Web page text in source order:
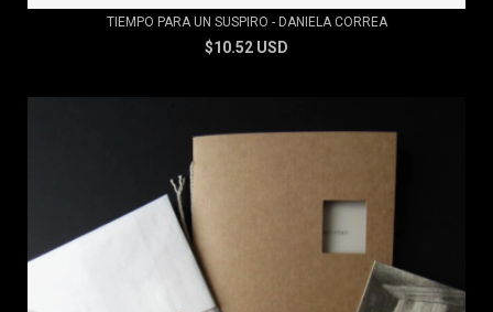
TIEMPO PARA UN SUSPIRO - DANIELA CORREA
$10.52 USD